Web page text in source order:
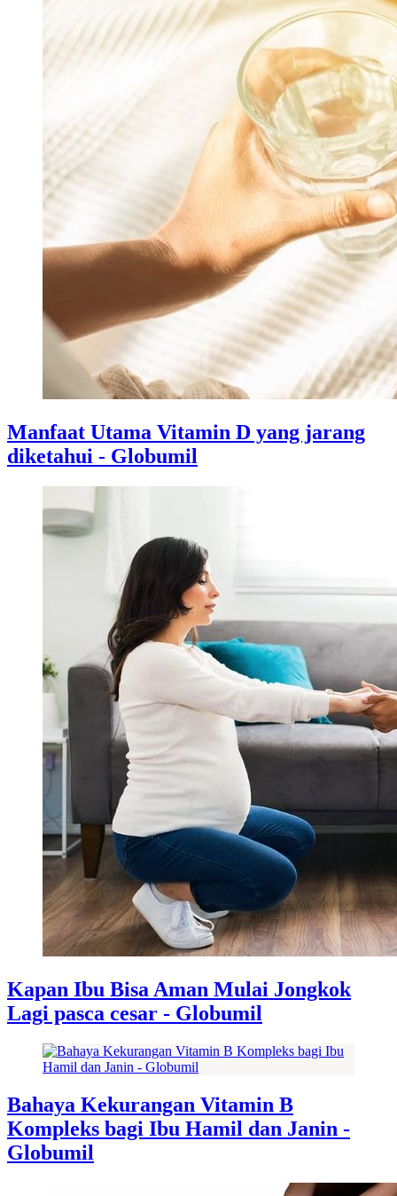
Manfaat Utama Vitamin D yang jarang
diketahui - Globumil
Kapan Ibu Bisa Aman Mulai Jongkok
Lagi pasca cesar - Globumil
Bahaya Kekurangan Vitamin B
Kompleks bagi Ibu Hamil dan Janin -
Globumil